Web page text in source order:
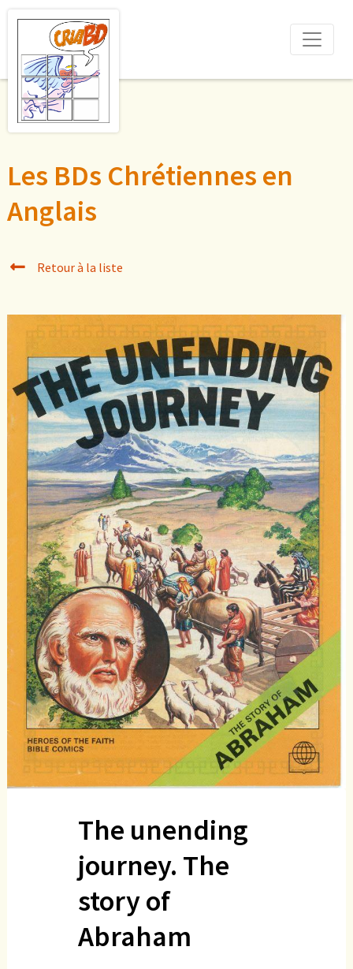
Les BDs Chrétiennes en
Anglais
Retour à la liste
The unending
journey. The
story of
Abraham